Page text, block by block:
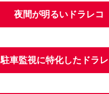
夜間が明るいドラレコ
駐車監視に特化したドラ